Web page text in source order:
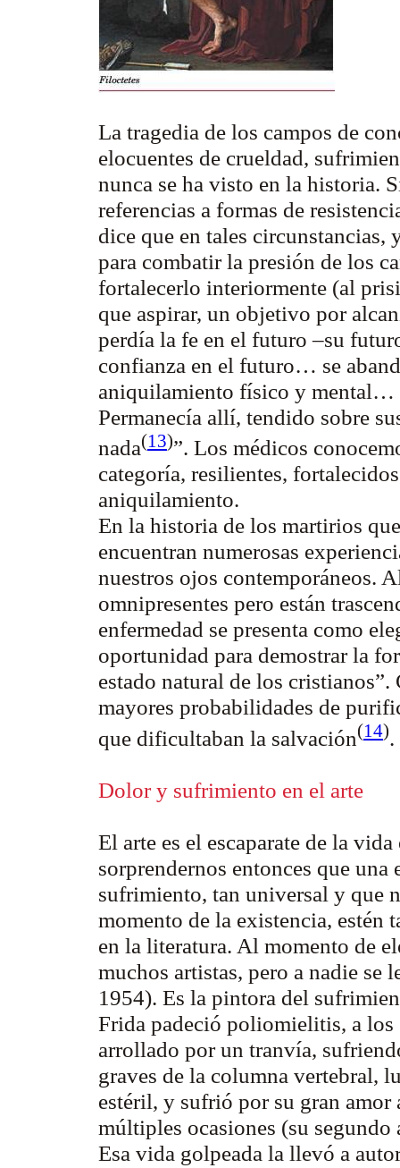
La tragedia de los campos de
elocuentes de crueldad,
nunca se ha visto en la historia.
referencias a formas de
dice que en tales circunstancias,
para combatir la presión de los
fortalecerlo interiormente (al
que aspirar, un objetivo por
perdía la fe en el futuro –su
confianza en el futuro… se
aniquilamiento físico y mental…
Permanecía allí, tendido sobre
nada(13)”. Los médicos
categoría, resilientes,
aniquilamiento.
En la historia de los martirios
encuentran numerosas
nuestros ojos contemporáneos.
omnipresentes pero están
enfermedad se presenta como
oportunidad para demostrar la
estado natural de los cristianos”.
mayores probabilidades de
que dificultaban la salvación(14).
Dolor y sufrimiento en el arte
El arte es el escaparate de la
sorprendernos entonces que
sufrimiento, tan universal y que
momento de la existencia, estén
en la literatura. Al momento de
muchos artistas, pero a nadie
1954). Es la pintora del
Frida padeció poliomielitis, a los
arrollado por un tranvía,
graves de la columna vertebral,
estéril, y sufrió por su gran
múltiples ocasiones (su
Esa vida golpeada la llevó a